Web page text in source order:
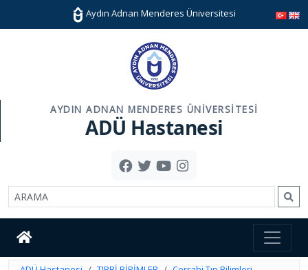
Aydın Adnan Menderes Üniversitesi
AYDIN ADNAN MENDERES ÜNIVERSITESI
ADÜ Hastanesi